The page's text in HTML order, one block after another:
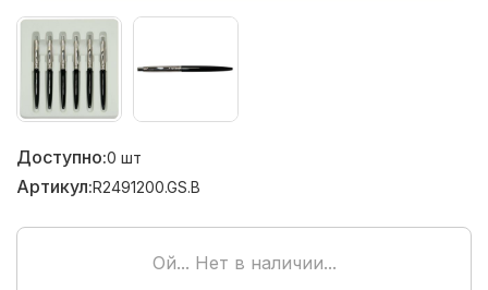
Доступно:0 шт
Артикул:R2491200.GS.B
Ой... Нет в наличии...